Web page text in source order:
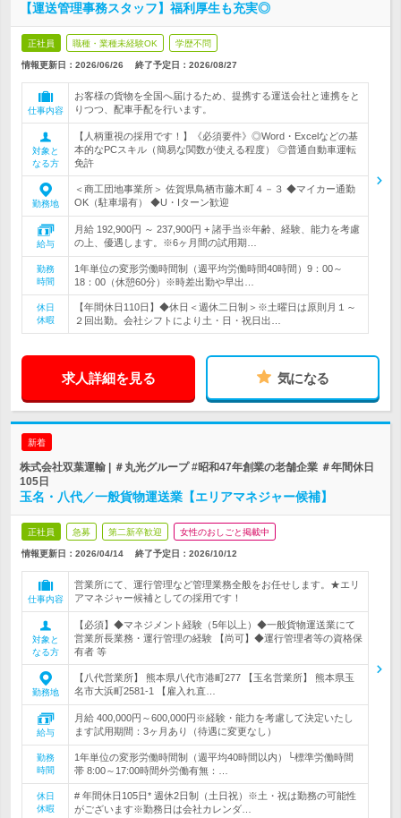
【運送管理事務スタッフ】福利厚生も充実◎
正社員 職種・業種未経験OK 学歴不問
情報更新日：2026/06/26 終了予定日： 2026/08/27
仕事内容
お客様の貨物を全国へ届けるため、提携する運送会社と連携をと
りつつ、配車手配を行います。
対象と
なる方
【人柄重視の採用です！】《必須要件》◎Word・Excelなどの基
本的なPCスキル（簡易な関数が使える程度） ◎普通自動車運転
免許
勤務地
＜商工団地事業所＞ 佐賀県鳥栖市藤木町４－３ ◆マイカー通勤
OK（駐車場有） ◆U・Iターン歓迎
給与
月給 192,900円 ～ 237,900円 + 諸手当※年齢、経験、能力を考慮
の上、優遇します。※6ヶ月間の試用期…
勤務
時間
1年単位の変形労働時間制（週平均労働時間40時間）9：00～
18：00（休憩60分）※時差出勤や早出…
休日
休暇
【年間休日110日】◆休日＜週休二日制＞※土曜日は原則月１～
２回出勤。会社シフトにより土・日・祝日出…
求人詳細を見る 気になる
新着
株式会社双葉運輸 | ＃丸光グループ #昭和47年創業の老舗企業 ＃年間休日
105日
玉名・八代／一般貨物運送業【エリアマネジャー候補】
正社員 急募 第二新卒歓迎 女性のおしごと掲載中
情報更新日：2026/04/14 終了予定日： 2026/10/12
仕事内容
営業所にて、運行管理など管理業務全般をお任せします。★エリ
アマネジャー候補としての採用です！
対象と
なる方
【必須】◆マネジメント経験（5年以上）◆一般貨物運送業にて
営業所長業務・運行管理の経験 【尚可】◆運行管理者等の資格保
有者 等
勤務地
【八代営業所】 熊本県八代市港町277 【玉名営業所】 熊本県玉
名市大浜町2581-1 【雇入れ直…
給与
月給 400,000円～600,000円※経験・能力を考慮して決定いたし
ます試用期間：3ヶ月あり（待遇に変更なし）
勤務
時間
1年単位の変形労働時間制（週平均40時間以内）└標準労働時間
帯 8:00～17:00時間外労働有無：…
休日
休暇
# 年間休日105日* 週休2日制（土日祝）※土・祝は勤務の可能性
がございます※勤務日は会社カレンダ…